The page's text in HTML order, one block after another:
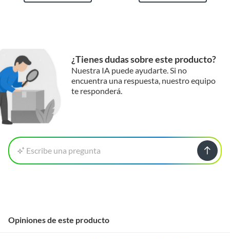
¿Tienes dudas sobre este producto?
Nuestra IA puede ayudarte. Si no
encuentra una respuesta, nuestro equipo
te responderá.
Escribe una pregunta
Opiniones de este producto